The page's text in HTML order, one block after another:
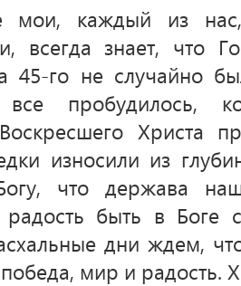
мои, каждый из
всегда знает, что
45-го не случайно
все пробудилось,
Христа
износили из
что держава
радость быть в
дни ждем,
мир и радость.